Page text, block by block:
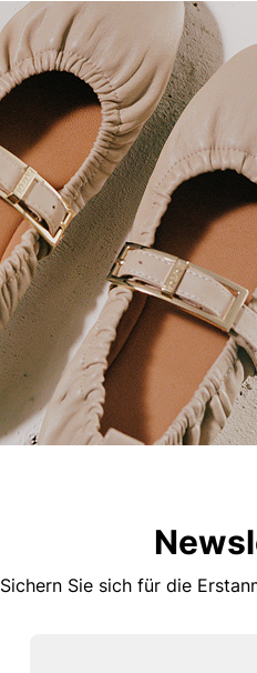
Sichern Sie sich für die